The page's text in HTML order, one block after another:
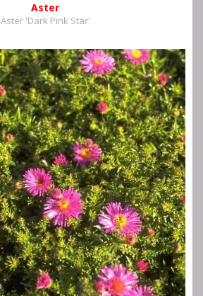
Aster
Aster 'Dark Pink Star'